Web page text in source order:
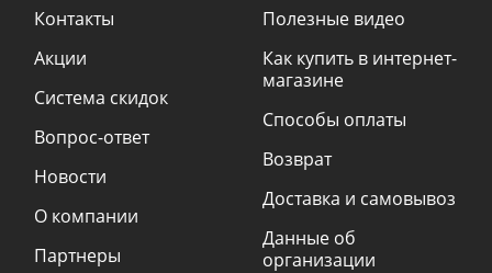
Контакты
Акции
Система скидок
Вопрос-ответ
Новости
О компании
Партнеры
Полезные видео
Как купить в интернет-
магазине
Способы оплаты
Возврат
Доставка и самовывоз
Данные об
организации